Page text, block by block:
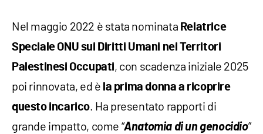
Nel maggio 2022 è stata nominata Relatrice
Speciale ONU sui Diritti Umani nei Territori
Palestinesi Occupati, con scadenza iniziale 2025
poi rinnovata, ed è la prima donna a ricoprire
questo incarico. Ha presentato rapporti di
grande impatto, come “Anatomia di un genocidio”